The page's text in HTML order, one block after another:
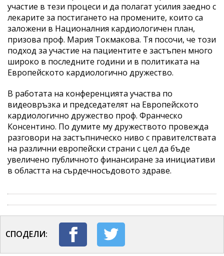
участие в тези процеси и да полагат усилия заедно с
лекарите за постигането на промените, които са
заложени в Националния кардиологичен план,
призова проф. Мария Токмакова. Тя посочи, че този
подход за участие на пациентите е застъпен много
широко в последните години и в политиката на
Европейското кардиологично дружество.
В работата на конференцията участва по
видеовръзка и председателят на Европейското
кардиологично дружество проф. Франческо
Консентино. По думите му дружеството провежда
разговори на застъпническо ниво с правителствата
на различни европейски страни с цел да бъде
увеличено публичното финансиране за инициативи
в областта на сърдечносъдовото здраве.
СПОДЕЛИ: